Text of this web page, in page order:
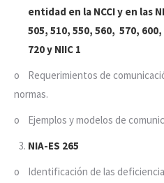
entidad en la NCCI y en las
505, 510, 550, 560, 570,
720 y NIIC 1
o Requerimientos de
normas.
o Ejemplos y modelos de
NIA-ES 265
o Identificación de las